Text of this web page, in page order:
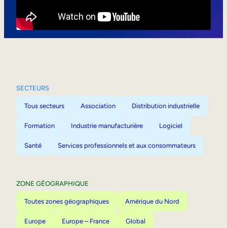
SECTEURS
Tous secteurs Association Distribution industrielle
Formation Industrie manufacturière Logiciel
Santé Services professionnels et aux consommateurs
ZONE GÉOGRAPHIQUE
Toutes zones géographiques Amérique du Nord
Europe Europe – France Global